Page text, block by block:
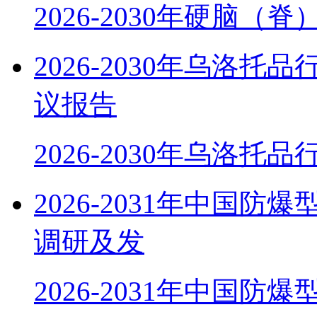
2026-2030年硬脑（脊
2026-2030年乌洛托品
议报告
2026-2030年乌洛托品
2026-2031年中国防爆
调研及发
2026-2031年中国防爆